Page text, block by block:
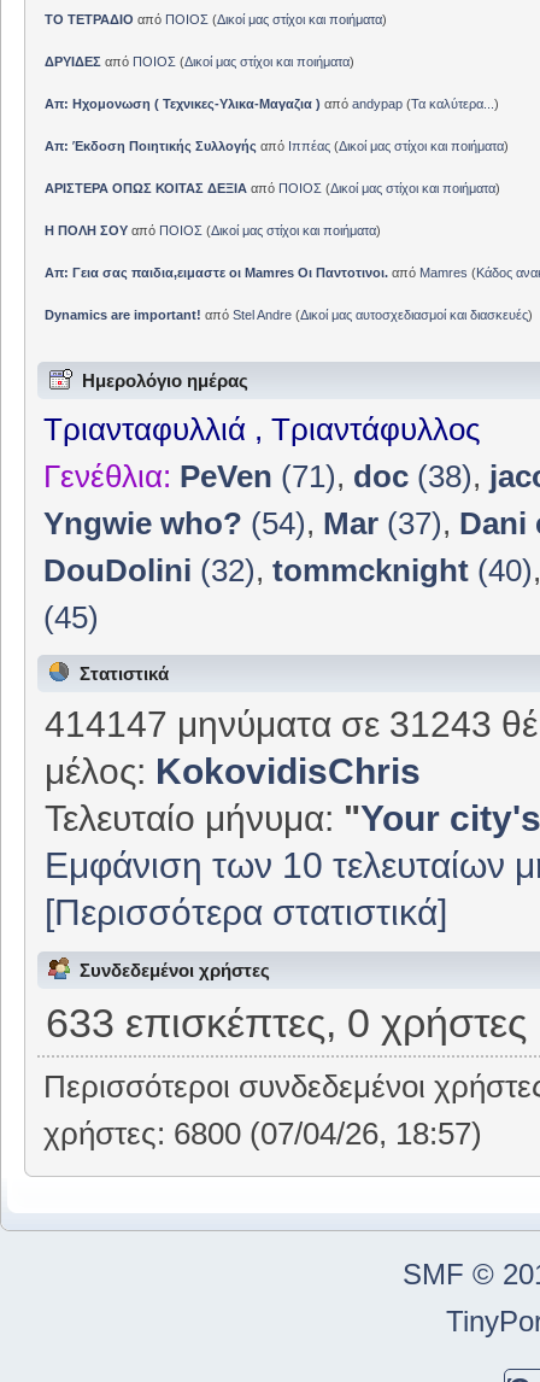
ΤΟ ΤΕΤΡΑΔΙΟ από ΠΟΙΟΣ (Δικοί μας στίχοι και ποιήματα)
ΔΡΥΙΔΕΣ από ΠΟΙΟΣ (Δικοί μας στίχοι και ποιήματα)
Απ: Ηχομονωση ( Τεχνικες-Υλικα-Μαγαζια ) από andypap(Τα καλύτερα... )
Απ: Έκδοση Ποιητικής Συλλογής από Ιππέας(Δικοί μας στίχοι και ποιήματα)
ΑΡΙΣΤΕΡΑ ΟΠΩΣ ΚΟΙΤΑΣ ΔΕΞΙΑαπό ΠΟΙΟΣ (Δικοί μας στίχοι και ποιήματα)
Η ΠΟΛΗ ΣΟΥαπό ΠΟΙΟΣ (Δικοί μας στίχοι και ποιήματα)
Απ: Γεια σας παιδια,ειμαστε οι Mamres Οι Παντοτινοι.από Mamres (Κάδος
Dynamics are important! από Stel Andre(Δικοί μας αυτοσχεδιασμοί και διασκευές)
Ημερολόγιο ημέρας
Τριανταφυλλιά , Τριαντάφυλλος
Γενέθλια: PeVen (71), doc (38),
Yngwie who? (54), Mar (37), Dani
DouDolini (32),tommcknight (40)
(45)
Στατιστικά
414147 μηνύματα σε 31243
μέλος: KokovidisChris
Τελευταίο μήνυμα: "Your
Εμφάνιση των 10 τελευταίων
[Περισσότερα στατιστικά]
Συνδεδεμένοι χρήστες
633 επισκέπτες, 0 χρήστες
Περισσότεροι συνδεδεμένοι
χρήστες: 6800 (07/04/26, 18:57)
SMF ©